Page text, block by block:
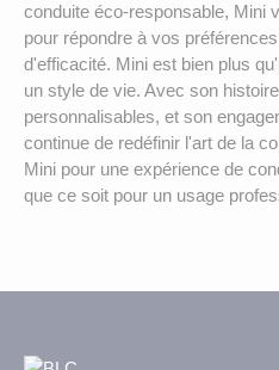
conduite éco-responsable, Mini
pour répondre à vos
d'efficacité. Mini est bien plus
un style de vie. Avec son
personnalisables, et son
continue de redéfinir l'art de la
Mini pour une expérience de
que ce soit pour un usage